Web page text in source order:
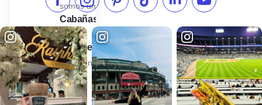
somos un...
Cabañas
en el
bosque
Woodland
Cabins
ofrece
cuatro
Ver las cabañas del bosque
Síganos en Facebook
Síganos en Instagram
Visite nuestro Pinterest
Síganos en TikTok
Síganos en LinkedIn
Suscríbase a